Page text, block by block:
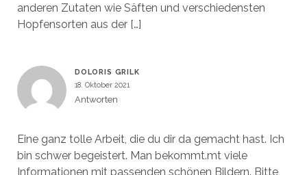
anderen Zutaten wie Säften und verschiedensten
Hopfensorten aus der […]
DOLORIS GRILK
18. Oktober 2021
Antworten
Eine ganz tolle Arbeit, die du dir da gemacht hast. Ich
bin schwer begeistert. Man bekommt.mt viele
Informationen mit passenden schönen Bildern. Bitte